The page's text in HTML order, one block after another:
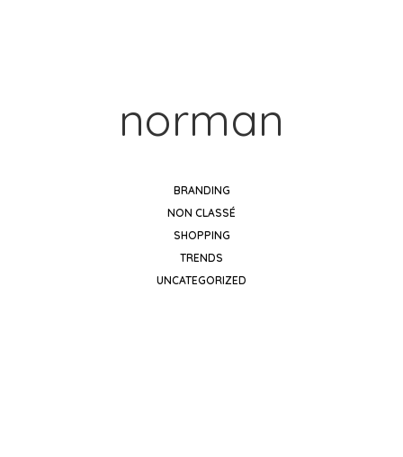
norman
BRANDING
NON CLASSÉ
SHOPPING
TRENDS
UNCATEGORIZED